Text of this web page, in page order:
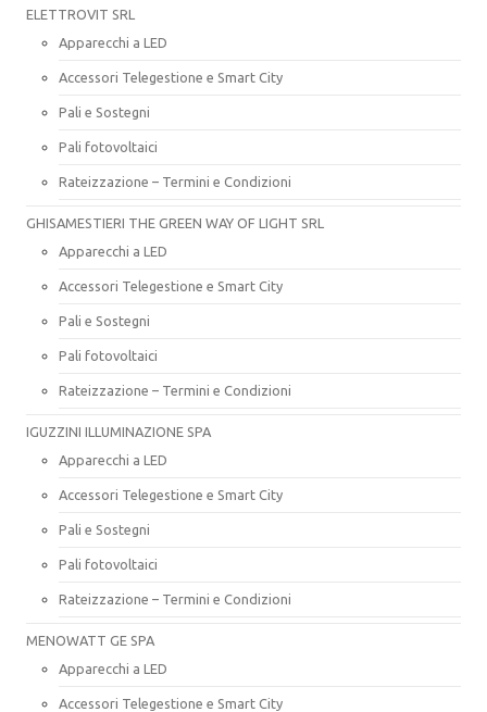
ELETTROVIT SRL
Apparecchi a LED
Accessori Telegestione e Smart City
Pali e Sostegni
Pali fotovoltaici
Rateizzazione – Termini e Condizioni
GHISAMESTIERI THE GREEN WAY OF LIGHT SRL
Apparecchi a LED
Accessori Telegestione e Smart City
Pali e Sostegni
Pali fotovoltaici
Rateizzazione – Termini e Condizioni
IGUZZINI ILLUMINAZIONE SPA
Apparecchi a LED
Accessori Telegestione e Smart City
Pali e Sostegni
Pali fotovoltaici
Rateizzazione – Termini e Condizioni
MENOWATT GE SPA
Apparecchi a LED
Accessori Telegestione e Smart City